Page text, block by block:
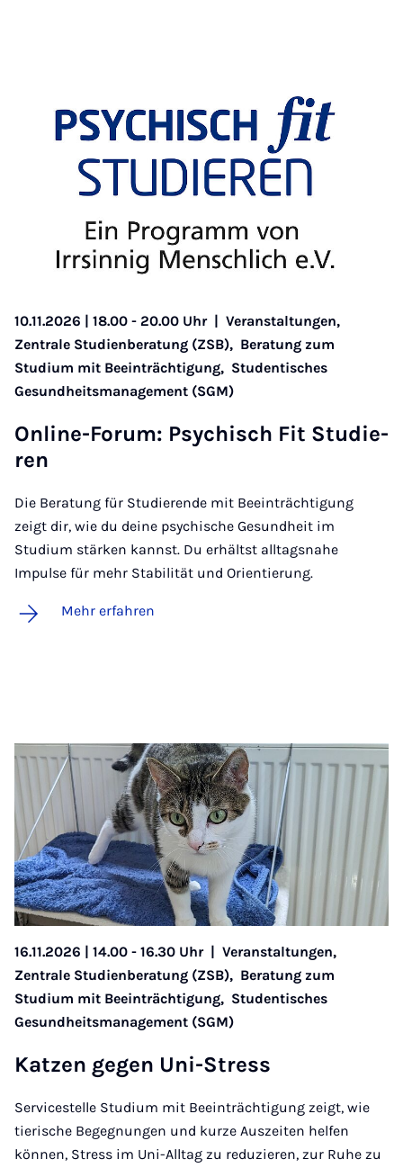
10.11.2026 | 18.00 - 20.00 Uhr
Veranstaltungen,
Zentrale Studienberatung (ZSB), Beratung zum
Studium mit Beeinträchtigung, Studentisches
Gesundheitsmanagement (SGM)
On­line-Fo­rum: Psy­chisch Fit Stu­die­
ren
Die Beratung für Studierende mit Beeinträchtigung
zeigt dir, wie du deine psychische Gesundheit im
Studium stärken kannst. Du erhältst alltagsnahe
Impulse für mehr Stabilität und Orientierung.
Mehr erfahren
16.11.2026 | 14.00 - 16.30 Uhr
Veranstaltungen,
Zentrale Studienberatung (ZSB), Beratung zum
Studium mit Beeinträchtigung, Studentisches
Gesundheitsmanagement (SGM)
Kat­zen ge­gen Uni-Stress
Servicestelle Studium mit Beeinträchtigung zeigt, wie
tierische Begegnungen und kurze Auszeiten helfen
können, Stress im Uni-Alltag zu reduzieren, zur Ruhe zu